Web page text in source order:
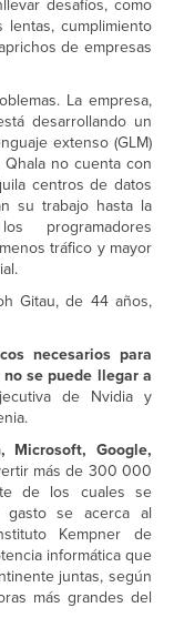
desafíos, como
cumplimiento
de empresas
La empresa,
desarrollando un
extenso (GLM)
no cuenta con
centros de datos
su trabajo hasta la
programadores
tráfico y mayor
Gitau, de 44 años,
necesarios para
se puede llegar a
de Nvidia y
Microsoft, Google,
más de 300 000
de los cuales se
gasto se acerca al
Kempner de
informática que
juntas, según
más grandes del